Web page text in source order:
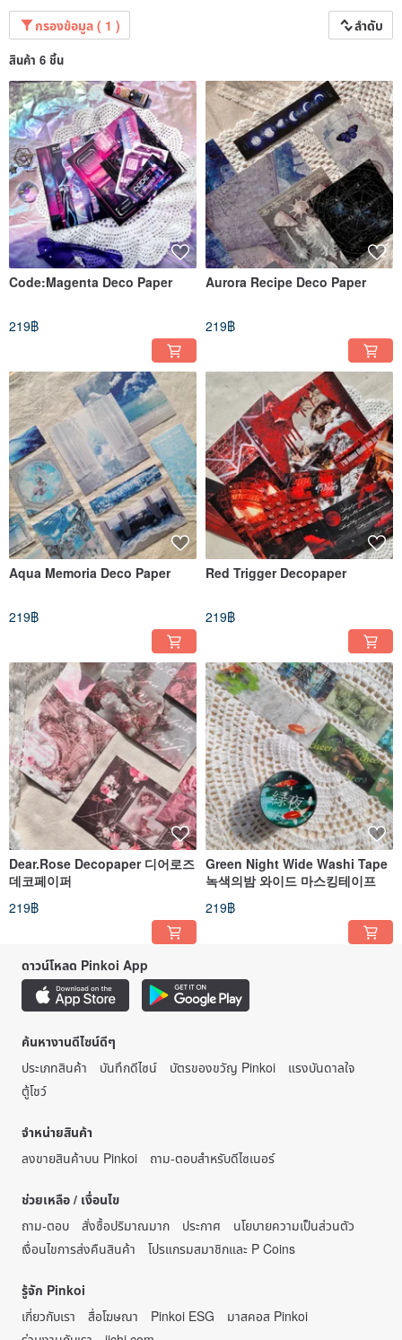
กรองข้อมูล ( 1 ) ลำดับ
สินค้า 6 ชิ้น
Code:Magenta Deco Paper
219฿
Aurora Recipe Deco Paper
219฿
Aqua Memoria Deco Paper
219฿
Red Trigger Decopaper
219฿
Dear.Rose Decopaper 디어로즈
데코페이퍼
219฿
Green Night Wide Washi Tape
녹색의밤 와이드 마스킹테이프
219฿
ดาวน์โหลด Pinkoi App
ค้นหางานดีไซน์ดีๆ
ประเภทสินค้า
บันทึกดีไซน์ บัตรของขวัญ Pinkoi
แรงบันดาลใจ
ตู้โชว์
จำหน่ายสินค้า
ลงขายสินค้าบน Pinkoi
ถาม-ตอบสำหรับดีไซเนอร์
ช่วยเหลือ / เงื่อนไข
ถาม-ตอบ
สั่งซื้อปริมาณมาก ประกาศ
นโยบายความเป็นส่วนตัว
เงื่อนไขการส่งคืนสินค้า
โปรแกรมสมาชิกและ P Coins
รู้จัก Pinkoi
เกี่ยวกับเรา
สื่อโฆษณา Pinkoi ESG
มาสคอส Pinkoi